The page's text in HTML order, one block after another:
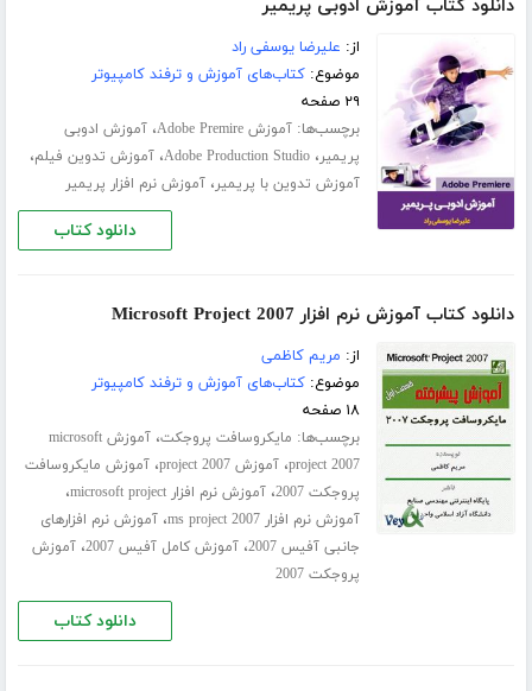
دانلود کتاب آموزش ادوبی پریمیر
از: علیرضا یوسفی راد
موضوع:کتاب‌های آموزش و ترفند کامپیوتر
۲۹ صفحه
برچسب‌ها:آموزش Adobe Premire ،آموزش ادوبی
پریمیر،Adobe Production Studio،آموزش تدوین فیلم،
آموزش تدوین با پریمیر،آموزش نرم افزار پریمیر
دانلود کتاب
دانلود کتاب آموزش نرم افزار Microsoft Project 2007
از: مریم کاظمی
موضوع:کتاب‌های آموزش و ترفند کامپیوتر
۱۸ صفحه
برچسب‌ها: مایکروسافت پروجکت،
آموزش microsoft
project 2007،آموزش project 2007 ،آموزش مایکروسافت
پروجکت 2007
،آموزش نرم افزار microsoft project ،
آموزش نرم افزار ms project 2007 ،آموزش نرم افزارهای
جانبی آفیس 2007
،آموزش کامل آفیس 2007 ،آموزش
پروجکت 2007
دانلود کتاب